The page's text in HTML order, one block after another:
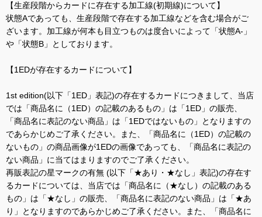
【生産段階からカードに存在する加工線(初期線)について】
状態Aであっても、生産段階で存在する加工線などを含む場合がご
ざいます。加工線が何本も目立つものは度合いによって「状態A-」
や「状態B」としております。
【1EDが存在するカードについて】
1st edition(以下「1ED」表記)の存在するカードにつきまして、当店
では「商品名に（1ED）の記載のあるもの」は「1ED」の販売、
「商品名に表記のない商品」は「1EDではないもの」となりますの
であらかじめご了承ください。また、「商品名に（1ED）の記載の
ないもの」の商品画像が1EDの画像であっても、「商品名に表記の
ない商品」に当てはまりますのでご了承ください。
再販表記の星マークの有無 (以下「★あり・★なし」表記)の存在す
るカードについては、当店では「商品名に（★なし）の記載のある
もの」は「★なし」の販売、「商品名に表記のない商品」は「★あ
り」となりますのであらかじめご了承ください。また、「商品名に